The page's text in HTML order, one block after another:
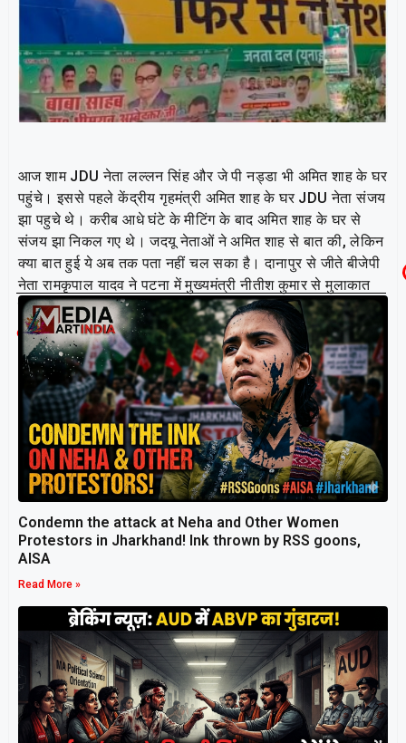
आज शाम JDU नेता लल्लन सिंह और जे पी नड्डा भी अमित शाह के घर
पहुंचे। इससे पहले केंद्रीय गृहमंत्री अमित शाह के घर JDU नेता संजय
झा पहुचे थे। करीब आधे घंटे के मीटिंग के बाद अमित शाह के घर से
संजय झा निकल गए थे। जदयू नेताओं ने अमित शाह से बात की, लेकिन
क्या बात हुई ये अब तक पता नहीं चल सका है। दानापुर से जीते बीजेपी
नेता रामकृपाल यादव ने पटना में मुख्यमंत्री नीतीश कुमार से मुलाकात
की।
Related Post
Condemn the attack at Neha and Other Women
Protestors in Jharkhand! Ink thrown by RSS goons,
AISA
Read More »